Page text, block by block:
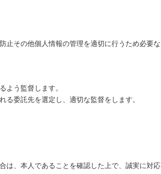
止その他個人情報の管理を適切に行うため必要な
よう監督します。
る委託先を選定し、適切な監督をします。
は、本人であることを確認した上で、誠実に対応